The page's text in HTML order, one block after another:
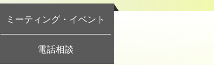
ミーティング・イベント
電話相談